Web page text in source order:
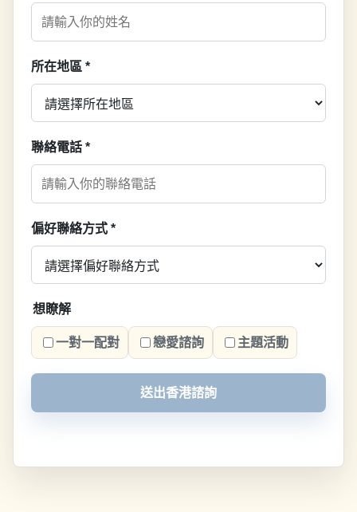
所在地區 *
聯絡電話 *
偏好聯絡方式 *
想瞭解
一對一配對 戀愛諮詢 主題活動
送出香港諮詢